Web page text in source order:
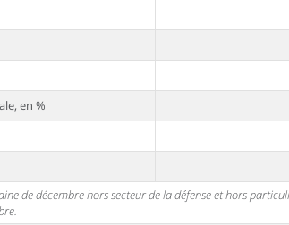
en %
de décembre hors secteur de la défense et hors